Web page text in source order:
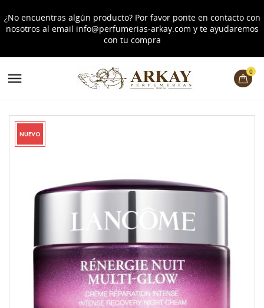
¿No encuentras algún producto? Por favor ponte en contacto con
nosotros al email info@perfumerias-arkay.com y te ayudaremos
con tu compra
 0
NUEVO